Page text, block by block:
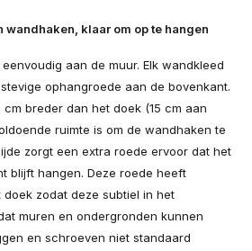
wandhaken, klaar om op te hangen
aan de muur. Elk wandkleed
ophangroede aan de bovenkant.
breder dan het doek (15 cm aan
ruimte is om de wandhaken te
zorgt een extra roede ervoor dat het
blijft hangen. Deze roede heeft
zodat deze subtiel in het
muren en ondergronden kunnen
en schroeven niet standaard